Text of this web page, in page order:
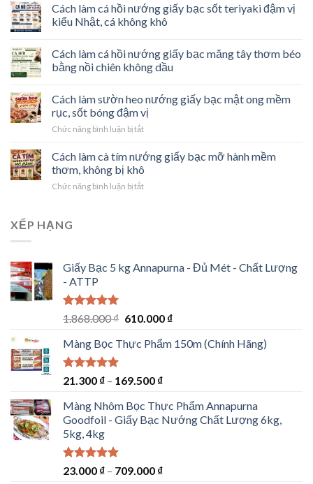
Cách làm cá hồi nướng giấy bạc sốt teriyaki đậm vị
kiểu Nhật, cá không khô
Cách làm cá hồi nướng giấy bạc măng tây thơm béo
bằng nồi chiên không dầu
Cách làm sườn heo nướng giấy bạc mật ong mềm
rục, sốt bóng đậm vị
Chức năng bình luận bị tắtở
làm
sườn
heo
nướng
sốt
Cách làm cà tím nướng giấy bạc mỡ hành mềm
thơm, không bị khô
Chức năng bình luận bị tắtở
bạc
thơm,
bị
XẾP HẠNG
Giấy Bạc 5 kg Annapurna - Đủ Mét - Chất Lượng
- ATTP
Được xếp
5 sao
1.868.000₫ Giá
là:
610.000 ₫Giá
tại
Màng Bọc Thực Phẩm 150m (Chính Hãng)
Được xếp
5 sao
21.300 ₫ – 169.500 ₫
Màng Nhôm Bọc Thực Phẩm Annapurna
Goodfoil - Giấy Bạc Nướng Chất Lượng 6kg,
5kg, 4kg
Được xếp
23.000 ₫ – 709.000 ₫